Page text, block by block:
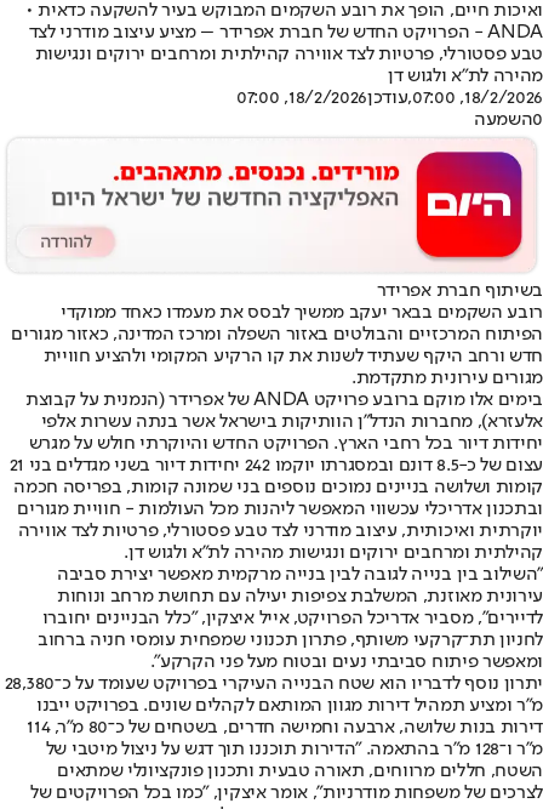
ואיכות חיים, הופך את רובע השקמים המבוקש בעיר להשקעה כדאית •
ANDA - הפרויקט החדש של חברת אפרידר – מציע עיצוב מודרני לצד
טבע פסטורלי, פרטיות לצד אווירה קהילתית ומרחבים ירוקים ונגישות
מהירה לת"א ולגוש דן
18/2/2026, 07:00
,עודכן18/2/2026, 07:00
0השמעה
בשיתוף חברת אפרידר
רובע השקמים בבאר יעקב ממשיך לבסס את מעמדו כאחד ממוקדי
הפיתוח המרכזיים והבולטים באזור השפלה ומרכז המדינה, כאזור מגורים
חדש ורחב היקף שעתיד לשנות את קו הרקיע המקומי ולהציע חוויית
מגורים עירונית מתקדמת.
בימים אלו מוקם ברובע פרויקט ANDA של אפרידר (הנמנית על קבוצת
אלעזרא), מחברות הנדל"ן הוותיקות בישראל אשר בנתה עשרות אלפי
יחידות דיור בכל רחבי הארץ. הפרויקט החדש והיוקרתי חולש על מגרש
עצום של כ-8.5 דונם ובמסגרתו יוקמו 242 יחידות דיור בשני מגדלים בני 21
קומות ושלושה בניינים נמוכים נוספים בני שמונה קומות, בפריסה חכמה
ובתכנון אדריכלי עכשווי המאפשר ליהנות מכל העולמות - חוויית מגורים
יוקרתית ואיכותית, עיצוב מודרני לצד טבע פסטורלי, פרטיות לצד אווירה
קהילתית ומרחבים ירוקים ונגישות מהירה לת"א ולגוש דן.
"השילוב בין בנייה לגובה לבין בנייה מרקמית מאפשר יצירת סביבה
עירונית מאוזנת, המשלבת צפיפות יעילה עם תחושת מרחב ונוחות
לדיירים", מסביר אדריכל הפרויקט, אייל איצקין, "כלל הבניינים יחוברו
לחניון תת־קרקעי משותף, פתרון תכנוני שמפחית עומסי חניה ברחוב
ומאפשר פיתוח סביבתי נעים ובטוח מעל פני הקרקע".
יתרון נוסף לדבריו הוא שטח הבנייה העיקרי בפרויקט שעומד על כ־28,380
מ"ר ומציע תמהיל דירות מגוון המותאם לקהלים שונים. בפרויקט ייבנו
דירות בנות שלושה, ארבעה וחמישה חדרים, בשטחים של כ־80 מ"ר, 114
מ"ר ו־128 מ"ר בהתאמה. "הדירות תוכננו תוך דגש על ניצול מיטבי של
השטח, חללים מרווחים, תאורה טבעית ותכנון פונקציונלי שמתאים
לצרכים של משפחות מודרניות", אומר איצקין, "כמו בכל הפרויקטים של